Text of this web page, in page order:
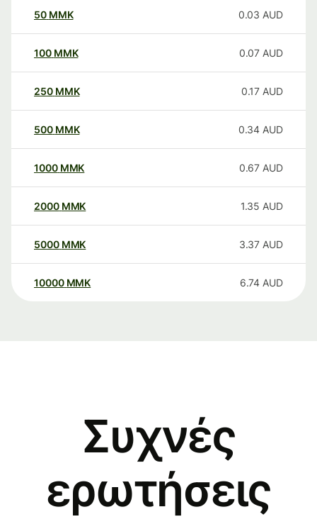
50 MMK 0.03 AUD
100 MMK 0.07 AUD
250 MMK 0.17 AUD
500 MMK 0.34 AUD
1000 MMK 0.67 AUD
2000 MMK 1.35 AUD
5000 MMK 3.37 AUD
10000 MMK 6.74 AUD
Συχνές
ερωτήσεις